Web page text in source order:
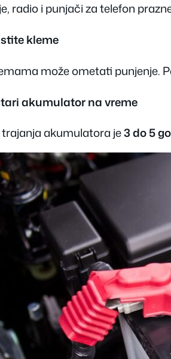
radio i punjači za telefon
kleme
može ometati punjenje.
akumulator na vreme
akumulatora je3 do 5